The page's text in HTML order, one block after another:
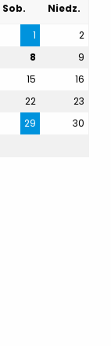
Sob.
Niedz.
1
2
8
9
15
16
22
23
29
30